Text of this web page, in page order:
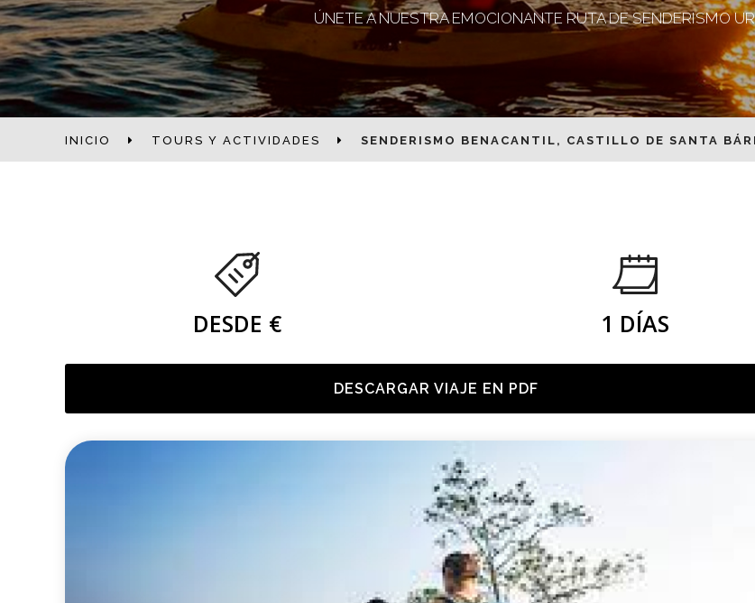
ÚNETE A NUESTRA EMOCIONANTE RUTA DE SENDERISMO
INICIO TOURS Y ACTIVIDADES SENDERISMO BENACANTIL, CASTILLO DE SANTA
DESDE € 1 DÍAS
DESCARGAR VIAJE EN PDF